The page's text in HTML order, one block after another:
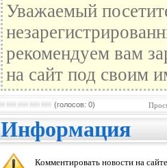
Уважаемый
рекомендуем вам
на сайт под своим
(голосов: 0)
Информация
Комментировать новости на